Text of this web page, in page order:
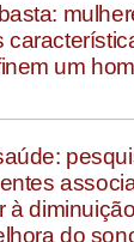
um
à
do